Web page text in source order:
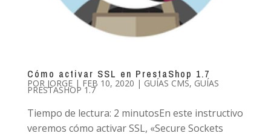
Cómo activar SSL en PrestaShop 1.7
POR JORGE| FEB 10, 2020 | GUÍAS CMS, GUÍAS
PRESTASHOP 1.7
Tiempo de lectura: 2 minutosEn este instructivo
veremos cómo activar SSL, «Secure Sockets